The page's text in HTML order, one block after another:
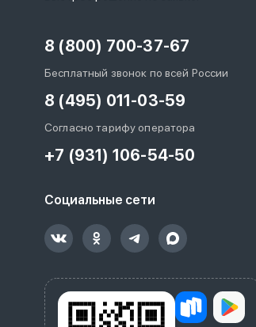
8 (800) 700-37-67
Бесплатный звонок по всей России
8 (495) 011-03-59
Согласно тарифу оператора
+7 (931) 106-54-50
Социальные сети